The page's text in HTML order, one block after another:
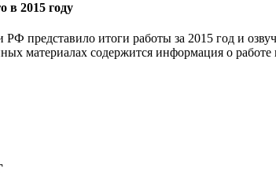
в 2015 году
представило итоги работы за 2015 год и
материалах содержится информация о работе